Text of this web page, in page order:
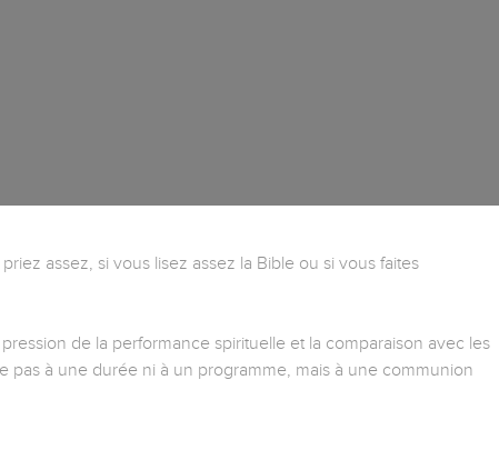
assez, si vous lisez assez la Bible ou si vous faites
de la performance spirituelle et la comparaison avec les
pas à une durée ni à un programme, mais à une communion